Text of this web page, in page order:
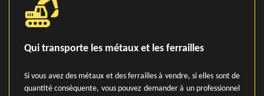
Qui transporte les métaux et les ferrailles
Si vous avez des métaux et des ferrailles à vendre, si elles sont de
quantité conséquente, vous pouvez demander à un professionnel